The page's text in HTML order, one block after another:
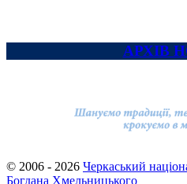
АРХІВ
© 2006 - 2026 Черкаський
Богдана Хмельницького